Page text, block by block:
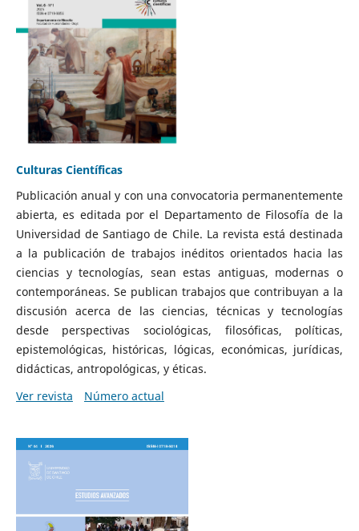
Culturas Científicas
Publicación anual y con una convocatoria permanentemente
abierta, es editada por el Departamento de Filosofía de la
Universidad de Santiago de Chile. La revista está destinada
a la publicación de trabajos inéditos orientados hacia las
ciencias y tecnologías, sean estas antiguas, modernas o
contemporáneas. Se publican trabajos que contribuyan a la
discusión acerca de las ciencias, técnicas y tecnologías
desde perspectivas sociológicas, filosóficas, políticas,
epistemológicas, históricas, lógicas, económicas, jurídicas,
didácticas, antropológicas, y éticas.
Ver revista
Número actual